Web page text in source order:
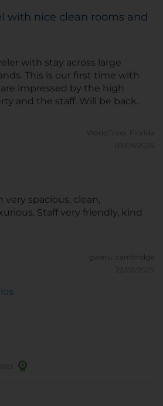
with nice clean rooms and
with stay across large
This is our first time with
impressed by the high
and the staff. Will be back.
WorldTraxx.
Florida
03/09/2025
spacious, clean,
friendly, kind
gweru.
cambridge
22/02/2025